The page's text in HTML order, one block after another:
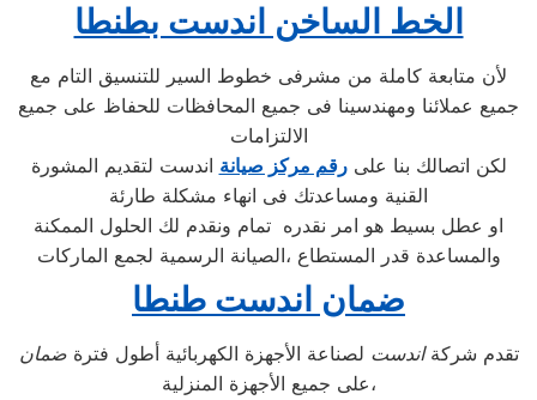
الخط الساخن اندست بطنطا
لأن متابعة كاملة من مشرفى خطوط السير للتنسيق التام مع
جميع عملائنا ومهندسينا فى جميع المحافظات للحفاظ على جميع
الالتزامات
لكن اتصالك بنا علىرقم مركز صيانة اندست لتقديم المشورة
القنية ومساعدتك فى انهاء مشكلة طارئة
او عطل بسيط هو امر نقدره تمام ونقدم لك الحلول الممكنة
والمساعدة قدر المستطاع ،الصيانة الرسمية لجمع الماركات
ضمان اندست طنطا
تقدم شركةاندست لصناعة الأجهزة الكهربائية أطول فترةضمان
على جميع الأجهزة المنزلية،